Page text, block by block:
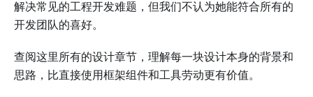
解决常见的工程开发难题，但我们不认为她能符合所有的
开发团队的喜好。
查阅这里所有的设计章节，理解每一块设计本身的背景和
思路，比直接使用框架组件和工具劳动更有价值。